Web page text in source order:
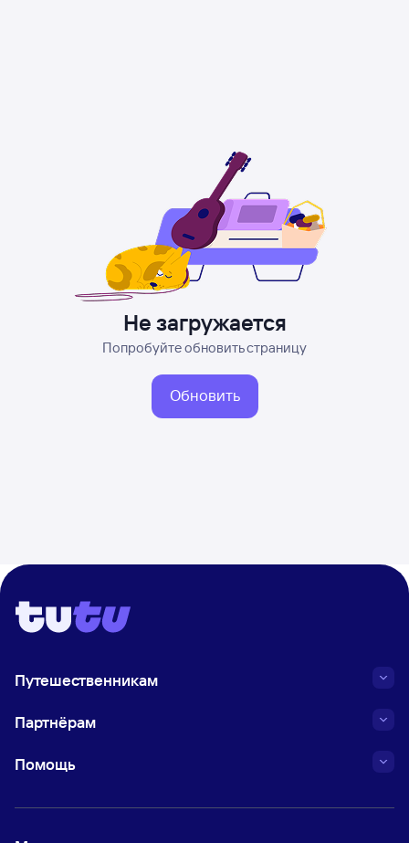
Не загружается
Попробуйте обновить страницу
Обновить
Путешественникам
Партнёрам
Помощь